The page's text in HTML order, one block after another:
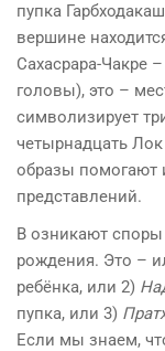
пупка
вершине
Сахасрара-Чакре
головы), это –
символизирует
четырнадцать
образы помогают
представлений.
В озникают
рождения. Это –
ребёнка, или 2)
пупка, или 3)
Если мы знаем,